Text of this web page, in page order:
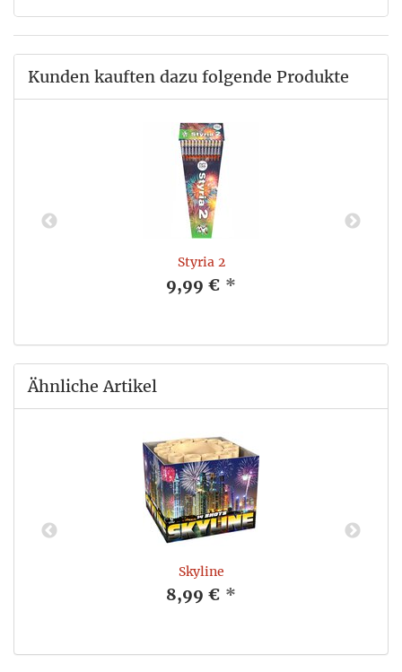
Kunden kauften dazu folgende Produkte
Styria 2
9,99 € *
Ähnliche Artikel
Skyline
8,99 € *